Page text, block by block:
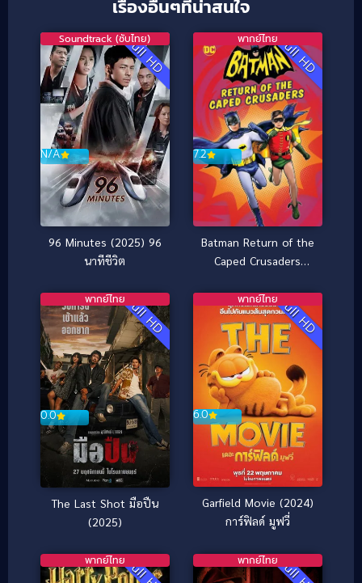
เรื่องอื่นๆที่น่าสนใจ
Full HD
N/A
Soundtrack (ซับไทย)
96 Minutes (2025) 96
นาทีชีวิต
Full HD
7.2
พากย์ไทย
Batman Return of the
Caped Crusaders
ลับมาของมนุษย์ค้างคาว
Full HD
0.0
พากย์ไทย
The Last Shot มือปืน
(2025)
Full HD
6.0
พากย์ไทย
Garfield Movie (2024)
การ์ฟิลด์ มูฟวี่
พากย์ไทย พากย์ไทย